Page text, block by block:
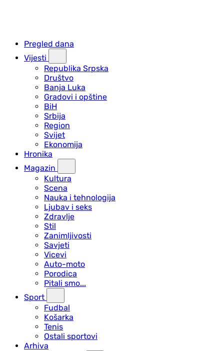
Pregled dana
Vijesti
Republika Srpska
Društvo
Banja Luka
Gradovi i opštine
BiH
Srbija
Region
Svijet
Ekonomija
Hronika
Magazin
Kultura
Scena
Nauka i tehnologija
Ljubav i seks
Zdravlje
Stil
Zanimljivosti
Savjeti
Vicevi
Auto-moto
Porodica
Pitali smo...
Sport
Fudbal
Košarka
Tenis
Ostali sportovi
Arhiva